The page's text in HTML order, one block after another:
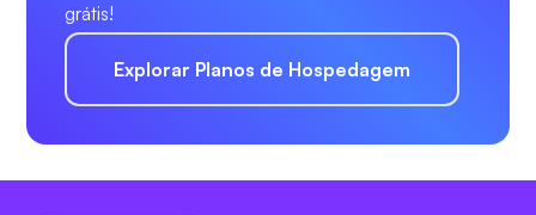
grátis!
Explorar Planos de Hospedagem